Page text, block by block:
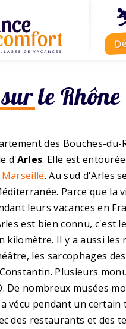
le
des Bouches-
d'Arles. Elle est
Marseille. Au sud d'Arles
Parce que
leurs vacances en
est bien connu, c'est
kilomètre. Il y a aussi les
les sarcophages
Plusieurs
De nombreux musées
vécu pendant un certain
des restaurants et des